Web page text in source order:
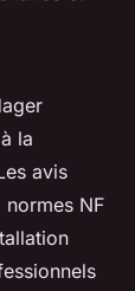
la
avis
NF